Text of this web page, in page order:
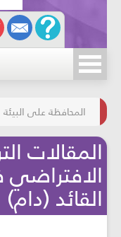
مسابقة الركب
المحافظة على البيئة
المقالات
الافتراضي
القائد (دام) 1